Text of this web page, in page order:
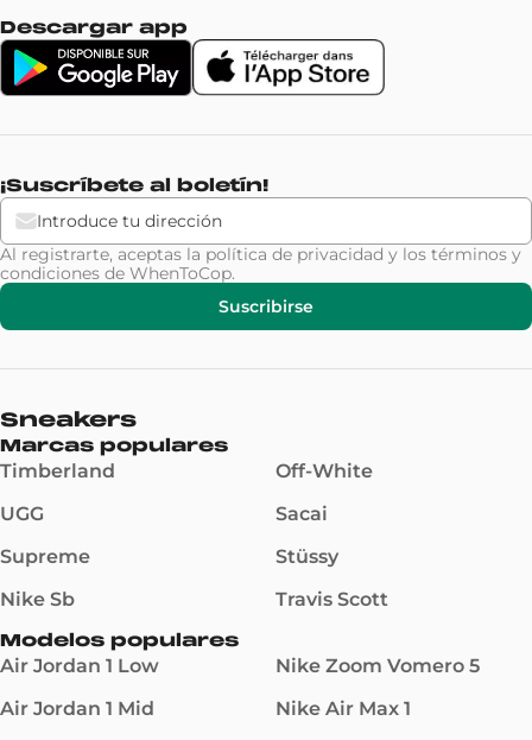
Descargar app
¡Suscríbete al boletín!
Al registrarte, aceptas la política de privacidad y los términos y
condiciones de WhenToCop.
Suscribirse
Sneakers
Marcas populares
Timberland
UGG
Supreme
Nike Sb
Off-White
Sacai
Stüssy
Travis Scott
Modelos populares
Air Jordan 1 Low
Air Jordan 1 Mid
Nike Zoom Vomero 5
Nike Air Max 1